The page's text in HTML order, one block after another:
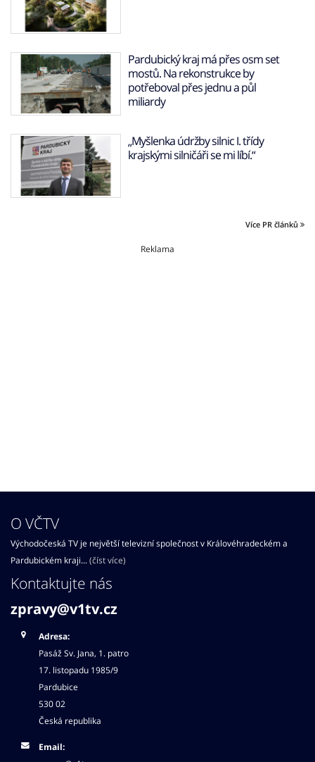
Pardubický kraj má přes osm set
mostů. Na rekonstrukce by
potřeboval přes jednu a půl
miliardy
„Myšlenka údržby silnic I. třídy
krajskými silničáři se mi líbí.“
Více PR článků
Reklama
O VČTV
Východočeská TV je největší televizní společnost v Královéhradeckém a
Pardubickém kraji... (číst více)
Kontaktujte nás
zpravy@v1tv.cz
Adresa:
Pasáž Sv. Jana, 1. patro
17. listopadu 1985/9
Pardubice
530 02
Česká republika
Email: